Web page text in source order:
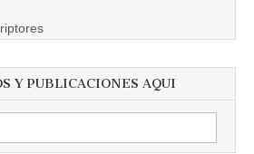
Y PUBLICACIONES AQUI